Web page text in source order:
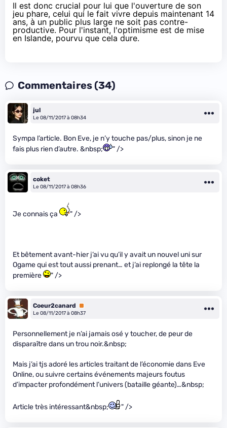
Il est donc crucial pour lui que l'ouverture de son
jeu phare, celui qui le fait vivre depuis maintenant 14
ans, à un public plus large ne soit pas contre-
productive. Pour l'instant, l'optimisme est de mise
en Islande, pourvu que cela dure.
Commentaires (34)
jul
Le 08/11/2017 à 08h34
Sympa l’article. Bon Eve, je n’y touche pas/plus, sinon je ne
fais plus rien d’autre. &nbsp;
" />
coket
Le 08/11/2017 à 08h36
Je connais ça " />
Et bêtement avant-hier j’ai vu qu’il y avait un nouvel uni sur
Ogame qui est tout aussi prenant… et j’ai replongé la tête la
première
" />
Coeur2canard
Premium
Le 08/11/2017 à 08h37
Personnellement je n’ai jamais osé y toucher, de peur de
disparaître dans un trou noir.&nbsp;
Mais j’ai tjs adoré les articles traitant de l’économie dans Eve
Online, ou suivre certains événements majeurs foutus
d’impacter profondément l’univers (bataille géante)…&nbsp;
Article très intéressant&nbsp; " />